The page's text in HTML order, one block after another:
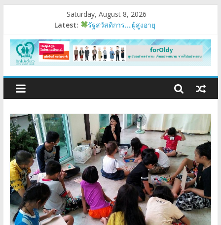
Saturday, August 8, 2026
Latest:
รัฐสวัสดิการ….ผู้สูงอายุ
มนุษย์ต่างวัย
Fest 2026
แรงบันดาลใจหนึ่ง